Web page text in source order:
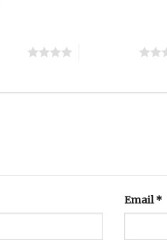
Email*